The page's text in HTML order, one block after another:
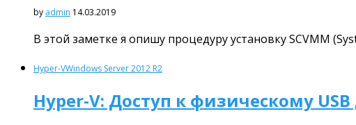
by admin 14.03.2019
В этой заметке я опишу процедуру установку SCVMM
Hyper-VWindows Server 2012 R2
Hyper-V: Доступ к физическому